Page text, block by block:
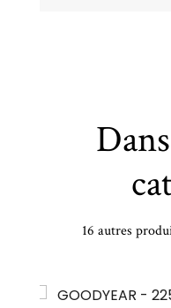
16 autres